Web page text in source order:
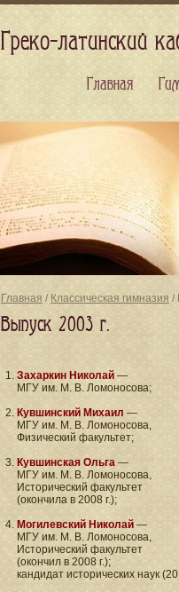
Главная / Классическая гимназия /
Выпуск 2003 г.
Захаркин Николай —
МГУ им. М. В. Ломоносова;
Кувшинский Михаил —
МГУ им. М. В. Ломоносова,
Физический факультет;
Кувшинская Ольга —
МГУ им. М. В. Ломоносова,
Исторический факультет
(окончила в 2008 г.);
Могилевский Николай —
МГУ им. М. В. Ломоносова,
Исторический факультет
(окончил в 2008 г.);
кандидат исторических наук
Греко-латинский
Главная